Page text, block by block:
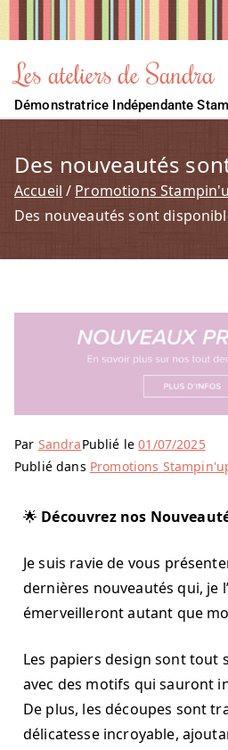
Les ateliers de Sandra
Démonstratrice Indépendante
Des nouveautés
Accueil
Promotions
Des nouveautés sont
Par SandraPublié le01/07/2025
Publié dans Promotions
🌟 Découvrez nos
Je suis ravie de vous
dernières nouveautés qui, je
émerveilleront autant que
Les papiers design sont tout
avec des motifs qui sauront
De plus, les découpes sont
délicatesse incroyable,